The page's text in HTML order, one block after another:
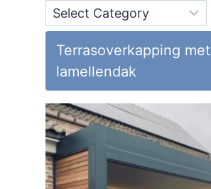
Onderwerpen
op
Huisvlijt
Terrasoverkapping met
lamellendak